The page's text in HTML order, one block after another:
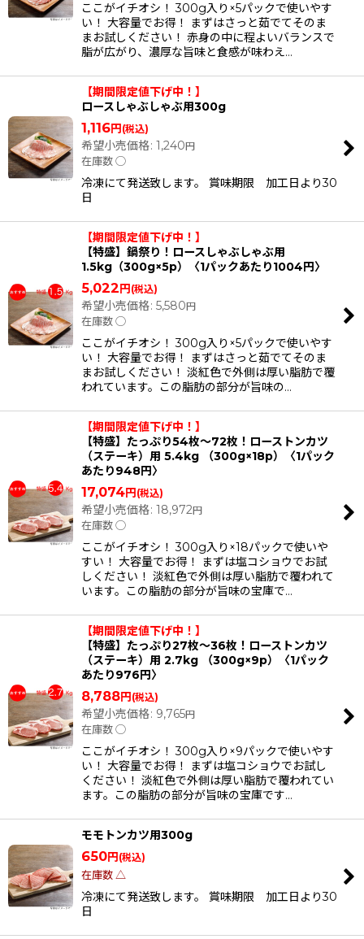
ここがイチオシ！ 300g入り×5パックで使いやす
い！ 大容量でお得！ まずはさっと茹でてそのま
まお試しください！ 赤身の中に程よいバランスで
脂が広がり、濃厚な旨味と食感が味わえ…
【期間限定値下げ中！】
ロースしゃぶしゃぶ用300g
1,116円 (税込)
希望小売価格: 1,240円
在庫数 ◯
冷凍にて発送致します。 賞味期限 加工日より30
日
【期間限定値下げ中！】
【特盛】鍋祭り！ロースしゃぶしゃぶ用
1.5kg（300g×5p）〈1パックあたり1004円〉
5,022円 (税込)
希望小売価格: 5,580円
在庫数 ◯
ここがイチオシ！ 300g入り×5パックで使いやす
い！ 大容量でお得！ まずはさっと茹でてそのま
まお試しください！ 淡紅色で外側は厚い脂肪で覆
われています。この脂肪の部分が旨味の…
【期間限定値下げ中！】
【特盛】たっぷり54枚〜72枚！ローストンカツ
（ステーキ）用 5.4kg （300g×18p）〈1パック
あたり948円〉
17,074円 (税込)
希望小売価格: 18,972円
在庫数 ◯
ここがイチオシ！ 300g入り×18パックで使いや
すい！ 大容量でお得！ まずは塩コショウでお試
しください！ 淡紅色で外側は厚い脂肪で覆われて
います。この脂肪の部分が旨味の宝庫で…
【期間限定値下げ中！】
【特盛】たっぷり27枚〜36枚！ローストンカツ
（ステーキ）用 2.7kg （300g×9p）〈1パック
あたり976円〉
8,788円 (税込)
希望小売価格: 9,765円
在庫数 ◯
ここがイチオシ！ 300g入り×9パックで使いやす
い！ 大容量でお得！ まずは塩コショウでお試し
ください！ 淡紅色で外側は厚い脂肪で覆われてい
ます。この脂肪の部分が旨味の宝庫です…
モモトンカツ用300g
650円 (税込)
在庫数 △
冷凍にて発送致します。 賞味期限 加工日より30
日